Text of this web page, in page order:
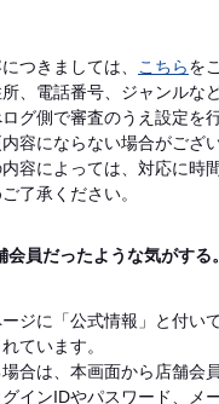
つきましては、 こちらを
、電話番号、ジャンルな
グ側で審査のうえ設定を
容にならない場合がござい
容によっては、対応に時
了承ください。
会員だったような気がする。
ジに「公式情報」と付い
ています。
合は、本画面から店舗会
インIDやパスワード、メ